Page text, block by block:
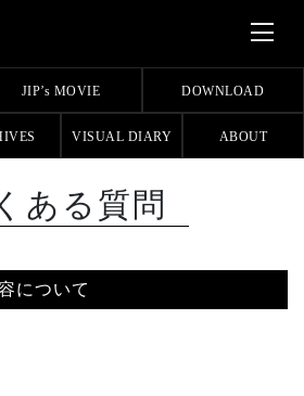
JIP’s MOVIE DOWNLOAD
VISUAL DIARY ABOUT
ある質問
について